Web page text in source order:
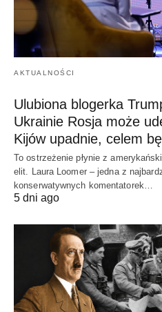
AKTUALNOŚCI
Ulubiona blogerka
Ukrainie Rosja może
Kijów upadnie, celem
To ostrzeżenie płynie z
elit. Laura Loomer – jedna z
konserwatywnych komentatorek…
5 dni ago